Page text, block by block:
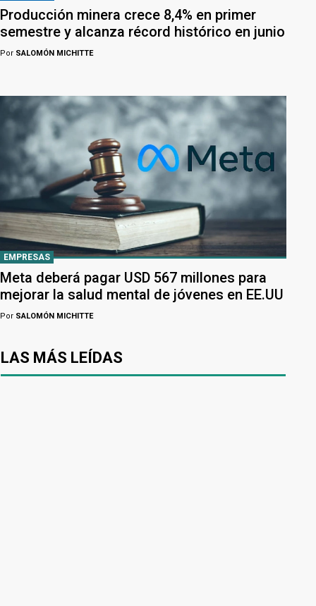
Producción minera crece 8,4% en primer
semestre y alcanza récord histórico en junio
Por SALOMÓN MICHITTE
EMPRESAS
Meta deberá pagar USD 567 millones para
mejorar la salud mental de jóvenes en EE.UU
Por SALOMÓN MICHITTE
LAS MÁS LEÍDAS